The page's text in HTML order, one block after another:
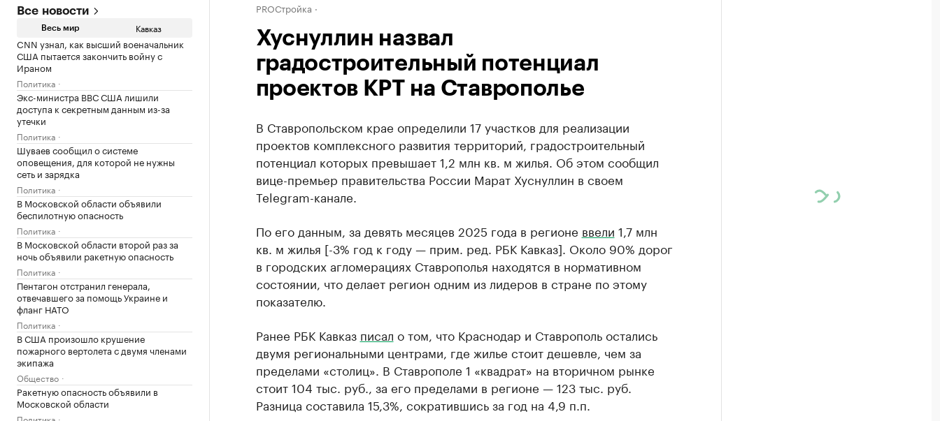
Все новости
Весь мир Кавказ
CNN узнал, как высший военачальник
США пытается закончить войну с
Ираном
Политика
Экс-министра ВВС США лишили
доступа к секретным данным из-за
утечки
Политика
Шуваев сообщил о системе
оповещения, для которой не нужны
сеть и зарядка
Политика
В Московской области объявили
беспилотную опасность
Политика
В Московской области второй раз за
ночь объявили ракетную опасность
Политика
Пентагон отстранил генерала,
отвечавшего за помощь Украине и
фланг НАТО
Политика
В США произошло крушение
пожарного вертолета с двумя членами
экипажа
Общество
Ракетную опасность объявили в
Московской области
PROСтройка
Хуснуллин назвал
градостроительный потенциал
проектов КРТ на Ставрополье
В Ставропольском крае определили 17 участков для реализации
проектов комплексного развития территорий, градостроительный
потенциал которых превышает 1,2 млн кв. м жилья. Об этом сообщил
вице-премьер правительства России Марат Хуснуллин в своем
Telegram-канале.
По его данным, за девять месяцев 2025 года в регионе ввели 1,7 млн
кв. м жилья [-3% год к году — прим. ред. РБК Кавказ]. Около 90% дорог
в городских агломерациях Ставрополья находятся в нормативном
состоянии, что делает регион одним из лидеров в стране по этому
показателю.
Ранее РБК Кавказ писал о том, что Краснодар и Ставрополь остались
двумя региональными центрами, где жилье стоит дешевле, чем за
пределами «столиц». В Ставрополе 1 «квадрат» на вторичном рынке
стоит 104 тыс. руб., за его пределами в регионе — 123 тыс. руб.
Разница составила 15,3%, сократившись за год на 4,9 п.п.